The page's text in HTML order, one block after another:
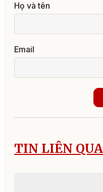
Họ và tên
Email
TIN LIÊN